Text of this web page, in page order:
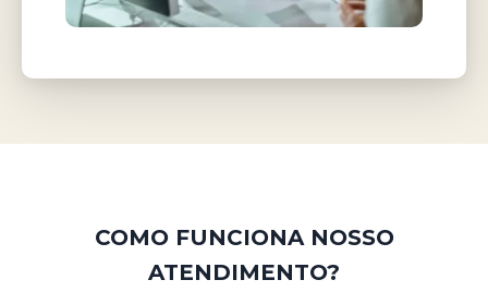
COMO FUNCIONA NOSSO
ATENDIMENTO?